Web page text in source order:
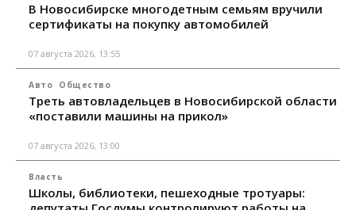
В Новосибирске многодетным семьям вручили
сертификаты на покупку автомобилей
07 августа 2026, 13:55
Авто Общество
Треть автовладельцев в Новосибирской области
«поставили машины на прикол»
07 августа 2026, 13:00
Власть
Школы, библиотеки, пешеходные тротуары: